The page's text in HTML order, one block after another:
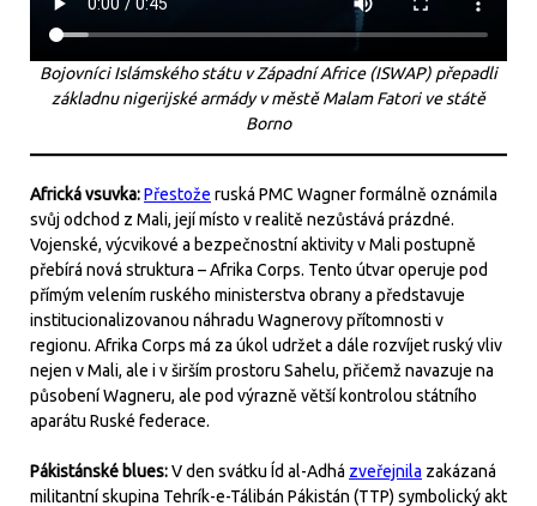
Bojovníci Islámského státu v Západní Africe (ISWAP) přepadli
základnu nigerijské armády v městě Malam Fatori ve státě
Borno
Africká vsuvka:Přestože ruská PMC Wagner formálně oznámila
svůj odchod z Mali, její místo v realitě nezůstává prázdné.
Vojenské, výcvikové a bezpečnostní aktivity v Mali postupně
přebírá nová struktura – Afrika Corps. Tento útvar operuje pod
přímým velením ruského ministerstva obrany a představuje
institucionalizovanou náhradu Wagnerovy přítomnosti v
regionu. Afrika Corps má za úkol udržet a dále rozvíjet ruský vliv
nejen v Mali, ale i v širším prostoru Sahelu, přičemž navazuje na
působení Wagneru, ale pod výrazně větší kontrolou státního
aparátu Ruské federace.
Pákistánské blues:V den svátku Íd al-Adhá zveřejnila zakázaná
militantní skupina Tehrík-e-Tálibán Pákistán (TTP) symbolický akt